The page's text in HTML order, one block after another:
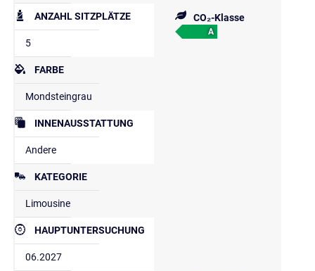
ANZAHL SITZPLÄTZE
5
FARBE
Mondsteingrau
INNENAUSSTATTUNG
Andere
KATEGORIE
Limousine
HAUPTUNTERSUCHUNG
06.2027
CO₂-Klasse
A